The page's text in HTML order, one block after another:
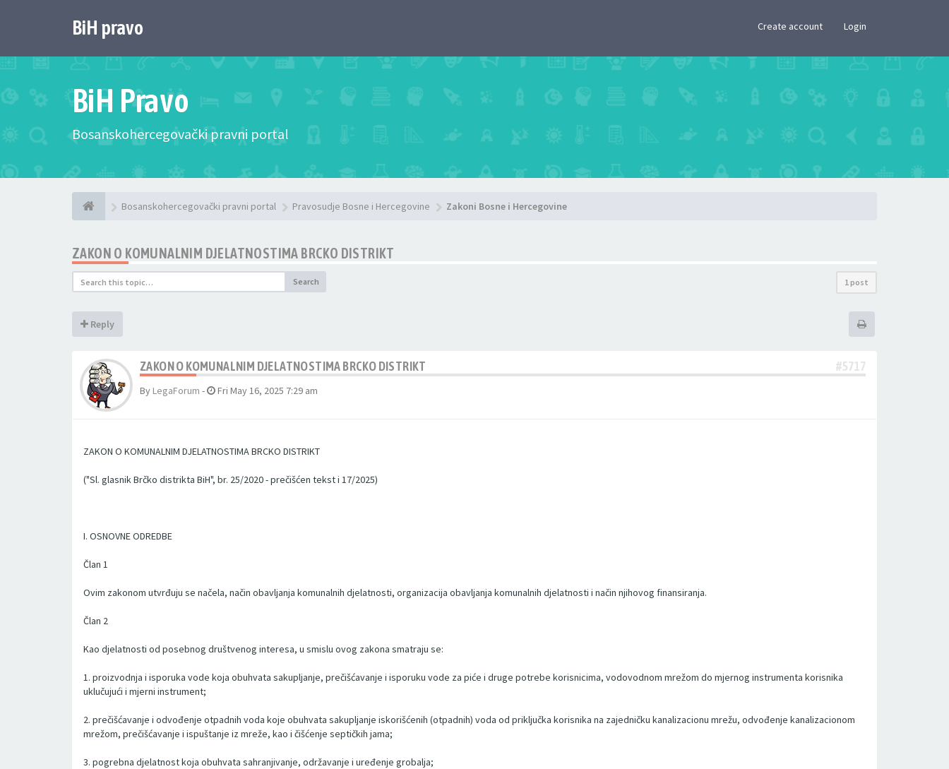
BiH pravo Create account Login
BiH Pravo
Bosanskohercegovački pravni portal
Bosanskohercegovački pravni portal Pravosudje Bosne i Hercegovine Zakoni Bosne i Hercegovine
ZAKON O KOMUNALNIM DJELATNOSTIMA BRCKO DISTRIKT
Search 1 post
Reply
ZAKON O KOMUNALNIM DJELATNOSTIMA BRCKO DISTRIKT #5717
By LegaForum - Fri May 16, 2025 7:29 am
ZAKON O KOMUNALNIM DJELATNOSTIMA BRCKO DISTRIKT
("Sl. glasnik Brčko distrikta BiH", br. 25/2020 - prečišćen tekst i 17/2025)
I. OSNOVNE ODREDBE
Član 1
Ovim zakonom utvrđuju se načela, način obavljanja komunalnih djelatnosti, organizacija obavljanja komunalnih djelatnosti i način njihovog finansiranja.
Član 2
Kao djelatnosti od posebnog društvenog interesa, u smislu ovog zakona smatraju se:
1. proizvodnja i isporuka vode koja obuhvata sakupljanje, prečišćavanje i isporuku vode za piće i druge potrebe korisnicima, vodovodnom mrežom do mjernog instrumenta korisnika
uklučujući i mjerni instrument;
2. prečišćavanje i odvođenje otpadnih voda koje obuhvata sakupljanje iskorišćenih (otpadnih) voda od priključka korisnika na zajedničku kanalizacionu mrežu, odvođenje kanalizacionom
mrežom, prečišćavanje i ispuštanje iz mreže, kao i čišćenje septičkih jama;
3. pogrebna djelatnost koja obuhvata sahranjivanje, održavanje i uređenje grobalja;